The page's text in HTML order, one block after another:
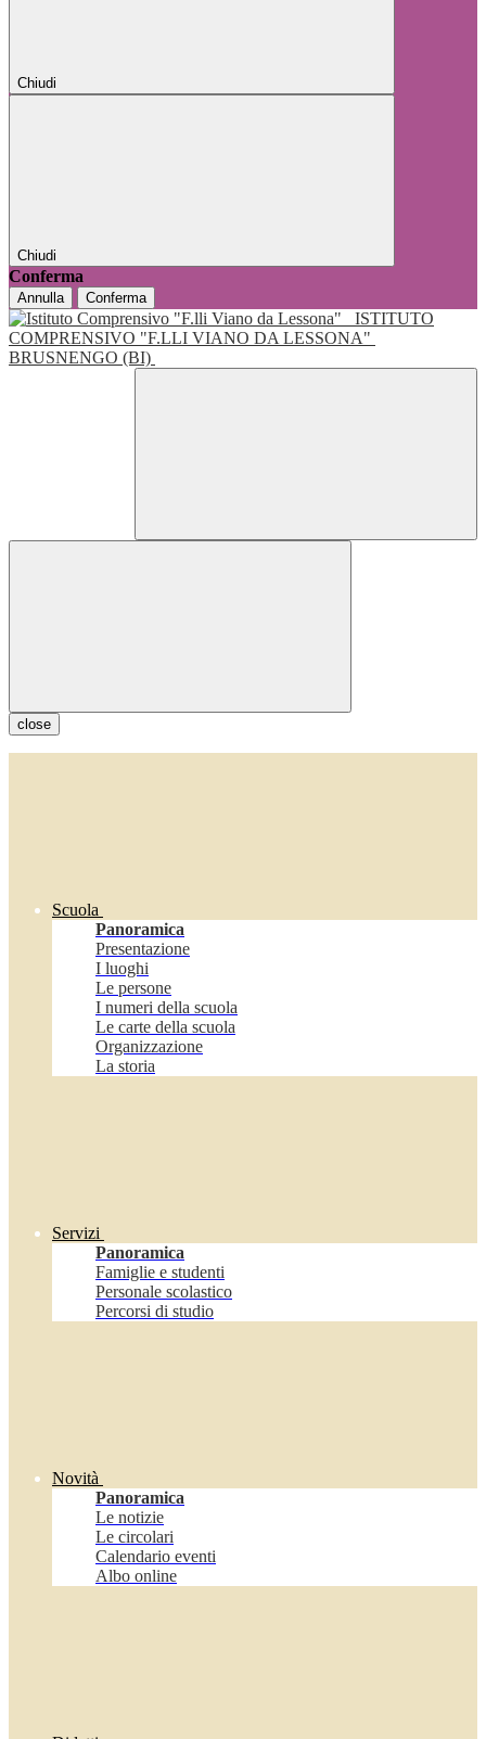
Chiudi
Chiudi
Conferma
Annulla Conferma
ISTITUTO
COMPRENSIVO "F.LLI VIANO DA LESSONA"
BRUSNENGO (BI)
close
Scuola
Panoramica
Presentazione
I luoghi
Le persone
I numeri della scuola
Le carte della scuola
Organizzazione
La storia
Servizi
Panoramica
Famiglie e studenti
Personale scolastico
Percorsi di studio
Novità
Panoramica
Le notizie
Le circolari
Calendario eventi
Albo online